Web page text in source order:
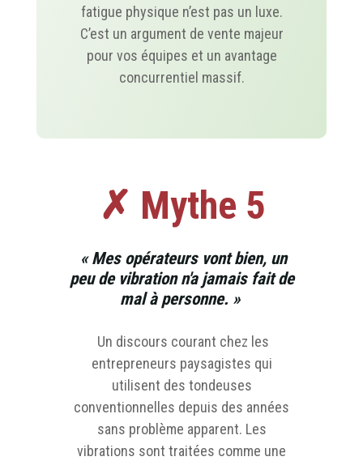
fatigue physique n’est pas un luxe.
C’est un argument de vente majeur
pour vos équipes et un avantage
concurrentiel massif.
✗ Mythe 5
« Mes opérateurs vont bien, un
peu de vibration n'a jamais fait de
mal à personne. »
Un discours courant chez les
entrepreneurs paysagistes qui
utilisent des tondeuses
conventionnelles depuis des années
sans problème apparent. Les
vibrations sont traitées comme une